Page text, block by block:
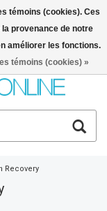
Français
Recovery
témoins (cookies). Ces
provenance de notre
améliorer les fonctions.
témoins (cookies) »